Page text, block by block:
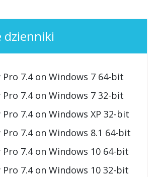
dzienniki
Pro 7.4 on Windows 7 64-bit
Pro 7.4 on Windows 7 32-bit
7.4 on Windows XP 32-bit
7.4 on Windows 8.1 64-bit
Pro 7.4 on Windows 10 64-bit
Pro 7.4 on Windows 10 32-bit